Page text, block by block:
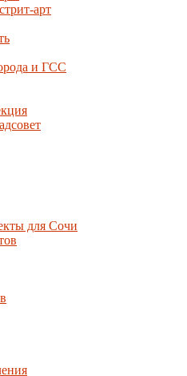
арт
и ГСС
для Сочи